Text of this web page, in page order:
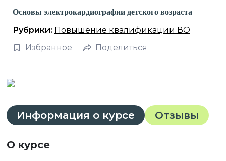
Основы электрокардиографии детского возраста
Рубрики: Повышение квалификации ВО
Избранное
Поделиться
Информация о курсе Отзывы
О курсе